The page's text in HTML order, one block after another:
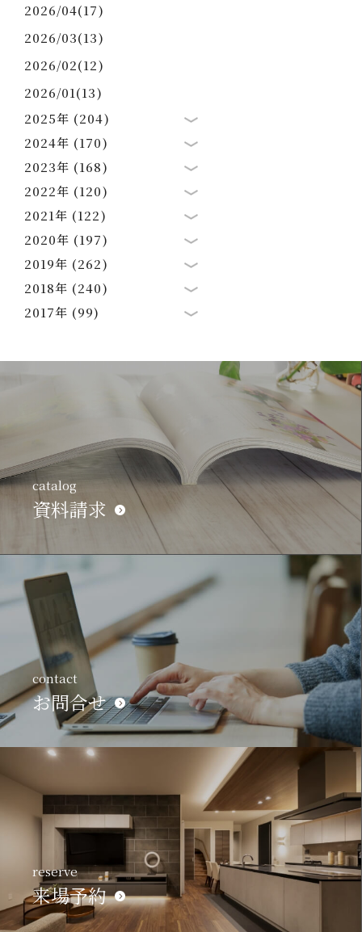
2026/04(17)
2026/03(13)
2026/02(12)
2026/01(13)
2025年 (204)
2024年 (170)
2023年 (168)
2022年 (120)
2021年 (122)
2020年 (197)
2019年 (262)
2018年 (240)
2017年 (99)
catalog
資料請求
contact
お問合せ
reserve
来場予約